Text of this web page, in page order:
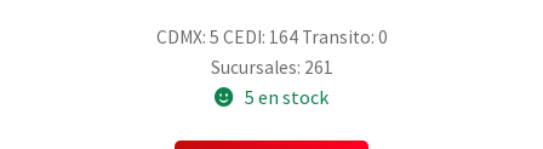
CDMX: 5 CEDI: 164 Transito: 0
Sucursales: 261
5 en stock